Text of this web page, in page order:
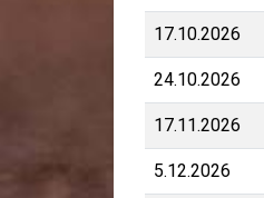
17.10.2026
24.10.2026
17.11.2026
5.12.2026